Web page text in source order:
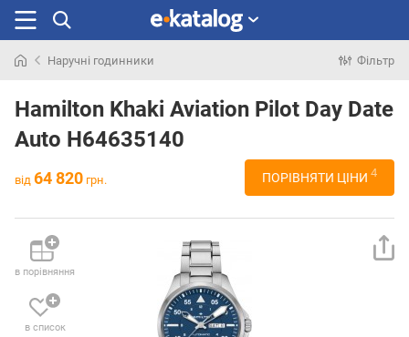
раніше
Наручні годинники Фільтр
Hamilton Khaki Aviation Pilot Day Date
Auto H64635140
від 64 820 грн. ПОРІВНЯТИ ЦІНИ 4
в порівняння
в список